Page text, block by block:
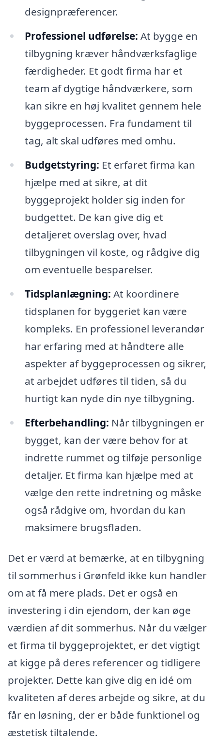
designpræferencer.
Professionel udførelse: At bygge en
tilbygning kræver håndværksfaglige
færdigheder. Et godt firma har et
team af dygtige håndværkere, som
kan sikre en høj kvalitet gennem hele
byggeprocessen. Fra fundament til
tag, alt skal udføres med omhu.
Budgetstyring: Et erfaret firma kan
hjælpe med at sikre, at dit
byggeprojekt holder sig inden for
budgettet. De kan give dig et
detaljeret overslag over, hvad
tilbygningen vil koste, og rådgive dig
om eventuelle besparelser.
Tidsplanlægning: At koordinere
tidsplanen for byggeriet kan være
kompleks. En professionel leverandør
har erfaring med at håndtere alle
aspekter af byggeprocessen og sikrer,
at arbejdet udføres til tiden, så du
hurtigt kan nyde din nye tilbygning.
Efterbehandling: Når tilbygningen er
bygget, kan der være behov for at
indrette rummet og tilføje personlige
detaljer. Et firma kan hjælpe med at
vælge den rette indretning og måske
også rådgive om, hvordan du kan
maksimere brugsfladen.
Det er værd at bemærke, at en tilbygning
til sommerhus i Grønfeld ikke kun handler
om at få mere plads. Det er også en
investering i din ejendom, der kan øge
værdien af dit sommerhus. Når du vælger
et firma til byggeprojektet, er det vigtigt
at kigge på deres referencer og tidligere
projekter. Dette kan give dig en idé om
kvaliteten af deres arbejde og sikre, at du
får en løsning, der er både funktionel og
æstetisk tiltalende.